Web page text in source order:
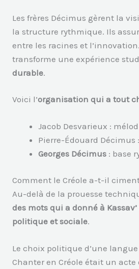
Les frères Décimus gèrent la
la structure rythmique. Ils
entre les racines et
transforme une expérience
durable.
Voici l’organisation qui a tout
Jacob Desvarieux :
Pierre-Édouard Décimus
Georges Décimus : base
Comment le Créole a-t-il
Au-delà de la prouesse
des mots qui a donné à
politique et sociale.
Le choix politique d’une
Chanter en Créole était un acte